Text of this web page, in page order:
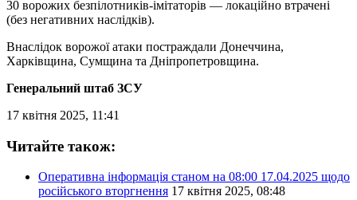
30 ворожих безпілотників-імітаторів — локаційно втрачені
(без негативних наслідків).
Внаслідок ворожої атаки постраждали Донеччина,
Харківщина, Сумщина та Дніпропетровщина.
Генеральний штаб ЗСУ
17 квітня 2025, 11:41
Читайте також:
Оперативна інформація станом на 08:00 17.04.2025 щодо
російського вторгнення 17 квітня 2025, 08:48